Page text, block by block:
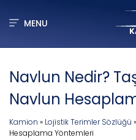
MENU
Navlun Nedir?
Navlun
Kamion » Lojistik Terimler Sözlüğü »
Hesaplama Yöntemleri